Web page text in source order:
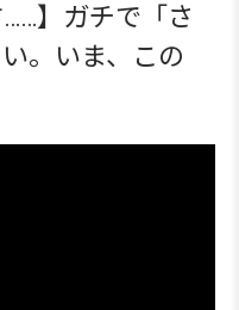
……】ガチで「さ
。いま、この